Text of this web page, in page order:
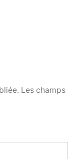
Les champs